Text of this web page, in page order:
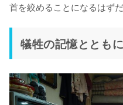
犠牲の記憶とともに